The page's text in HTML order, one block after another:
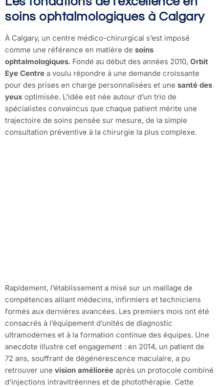
soins ophtalmologiques à Calgary
À Calgary, un centre médico-chirurgical s’est imposé
comme une référence en matière de soins
ophtalmologiques. Fondé au début des années 2010, Orbit
Eye Centre a voulu répondre à une demande croissante
pour des prises en charge personnalisées et une santé des
yeux optimisée. L’idée est née autour d’un trio de
spécialistes convaincus que chaque patient mérite une
trajectoire de soins pensée sur mesure, de la simple
consultation préventive à la chirurgie la plus complexe.
Rapidement, l’établissement a misé sur un maillage de
compétences alliant médecins, infirmiers et techniciens
formés aux dernières avancées. Les premiers mois ont été
consacrés à l’équipement d’unités de diagnostic
ultramodernes et à la formation continue des équipes. Une
anecdote illustre cet engagement : en 2014, un patient de
72 ans, souffrant de dégénérescence maculaire, a pu
retrouver une vision améliorée après un protocole combiné
d’injections intravitréennes et de photothérapie. Cette